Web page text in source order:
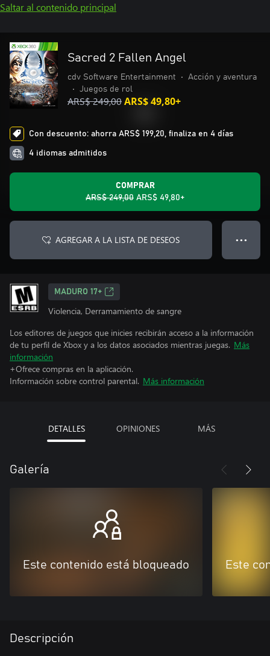
Saltar al contenido principal
Sacred 2 Fallen Angel
cdv Software Entertainment •
Acción y aventura
•
Juegos de rol
ARS$ 249,00ARS$ 49,80+
Con descuento: ahorra ARS$ 199,20, finaliza en 4 días
4 idiomas admitidos
COMPRAR
ARS$ 249,00 ARS$ 49,80+
AGREGAR A LA LISTA DE DESEOS ● ● ●
MADURO 17+
Violencia, Derramamiento de sangre
Los editores de juegos que inicies recibirán acceso a la información
de tu perfil de Xbox y a los datos asociados mientras juegas. Más
información
+Ofrece compras en la aplicación.
Información sobre control parental. Más información
DETALLES OPINIONES MÁS
Galería
Este contenido está bloqueado Este
Descripción